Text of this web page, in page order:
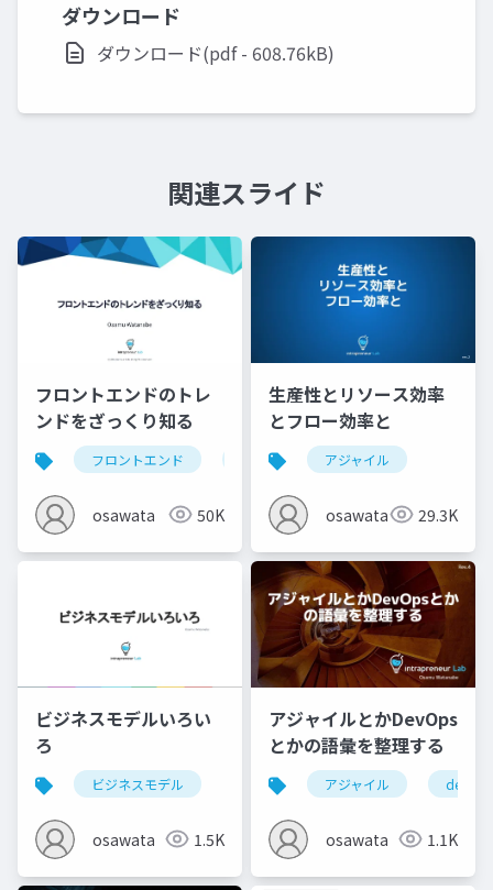
ダウンロード
ダウンロード(pdf - 608.76kB)
関連スライド
フロントエンドのトレ
ンドをざっくり知る
フロントエンド
osawata 50K
生産性とリソース効率
とフロー効率と
アジャイル
osawata 29.3K
ビジネスモデルいろい
ろ
ビジネスモデル
osawata 1.5K
アジャイルとかDevOps
とかの語彙を整理する
アジャイル devops
osawata 1.1K